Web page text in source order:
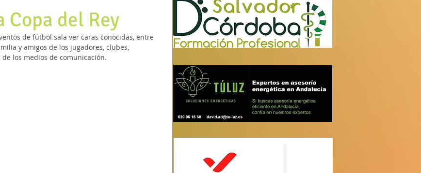
Copa del Rey
de fútbol sala ver caras conocidas, entre
y amigos de los jugadores, clubes,
los medios de comunicación.